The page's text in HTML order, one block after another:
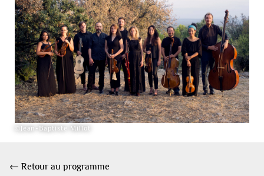
©Jean-Baptiste Millot
← Retour au programme